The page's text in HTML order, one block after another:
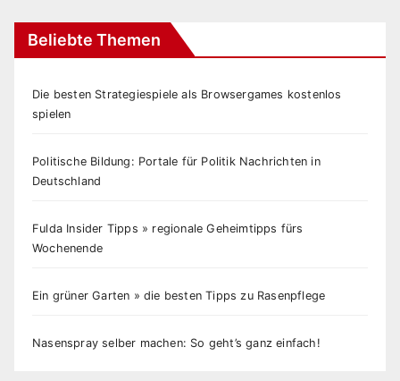
Beliebte Themen
Die besten Strategiespiele als Browsergames kostenlos
spielen
Politische Bildung: Portale für Politik Nachrichten in
Deutschland
Fulda Insider Tipps » regionale Geheimtipps fürs
Wochenende
Ein grüner Garten » die besten Tipps zu Rasenpflege
Nasenspray selber machen: So geht’s ganz einfach!